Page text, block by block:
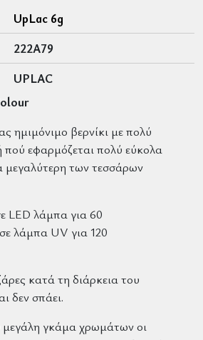
UpLac 6g
222A79
UPLAC
ημιμόνιμο βερνίκι με πολύ
πού εφαρμόζεται πολύ εύκολα
μεγαλύτερη των τεσσάρων
LED λάμπα για 60
λάμπα UV για 120
κατά τη διάρκεια του
δεν σπάει.
γκάμα χρωμάτων οι